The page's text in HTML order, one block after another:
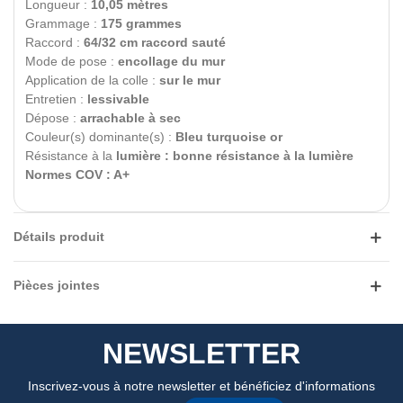
Longueur : 10,05 mètres
Grammage : 175 grammes
Raccord : 64/32 cm raccord sauté
Mode de pose : encollage du mur
Application de la colle : sur le mur
Entretien : lessivable
Dépose : arrachable à sec
Couleur(s) dominante(s) : Bleu turquoise or
Résistance à la lumière : bonne résistance à la lumière
Normes COV : A+
Détails produit
Pièces jointes
NEWSLETTER
Inscrivez-vous à notre newsletter et bénéficiez d'informations